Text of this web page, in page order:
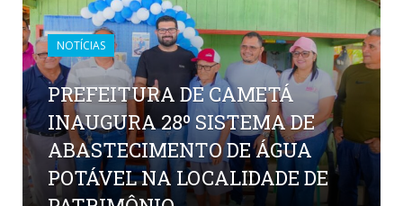
NOTÍCIAS
PREFEITURA DE CAMETÁ
INAUGURA 28º SISTEMA DE
ABASTECIMENTO DE ÁGUA
POTÁVEL NA LOCALIDADE DE